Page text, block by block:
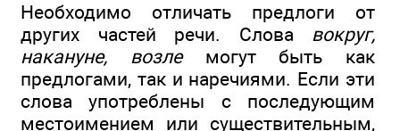
Необходимо отличать предлоги от
других частей речи. Слова вокруг,
накануне, возлемогут быть как
предлогами, так и наречиями. Если эти
слова употреблены с последующим
местоимением или существительным,